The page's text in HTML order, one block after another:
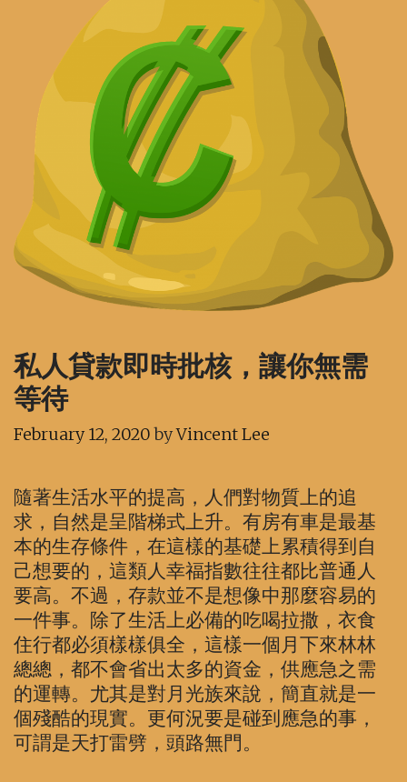
私人貸款即時批核，讓你無需
等待
February 12, 2020 byVincent Lee
隨著生活水平的提高，人們對物質上的追
求，自然是呈階梯式上升。有房有車是最基
本的生存條件，在這樣的基礎上累積得到自
己想要的，這類人幸福指數往往都比普通人
要高。不過，存款並不是想像中那麼容易的
一件事。除了生活上必備的吃喝拉撒，衣食
住行都必須樣樣俱全，這樣一個月下來林林
總總，都不會省出太多的資金，供應急之需
的運轉。尤其是對月光族來說，簡直就是一
個殘酷的現實。更何況要是碰到應急的事，
可謂是天打雷劈，頭路無門。